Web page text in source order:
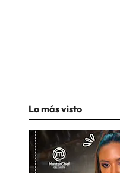
Lo más visto